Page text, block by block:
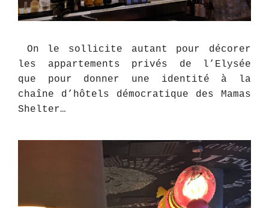
On le sollicite autant pour décorer
les appartements privés de l’Elysée
que pour donner une identité à la
chaîne d’hôtels démocratique des Mamas
Shelter…